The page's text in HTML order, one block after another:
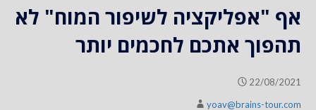
אף "אפליקציה לשיפור המוח" לא
תהפוך אתכם לחכמים יותר
22/08/2021
yoav@brains-tour.com